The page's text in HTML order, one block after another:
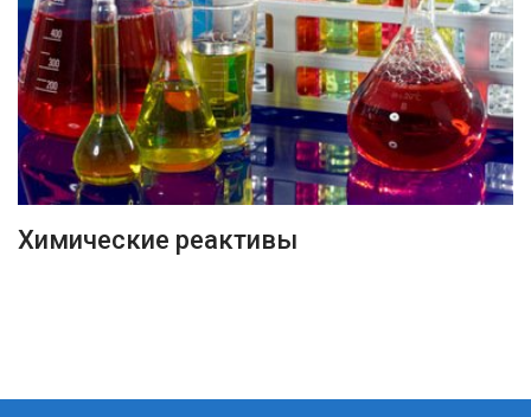
ПОДРОБНЕЕ
Химические реактивы